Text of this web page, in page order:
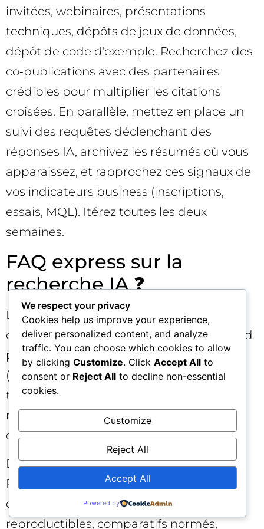
invitées, webinaires, présentations
techniques, dépôts de jeux de données,
dépôt de code d’exemple. Recherchez des
co‑publications avec des partenaires
crédibles pour multiplier les citations
croisées. En parallèle, mettez en place un
suivi des requêtes déclenchant des
réponses IA, archivez les résumés où vous
apparaissez, et rapprochez ces signaux de
vos indicateurs business (inscriptions,
essais, MQL). Itérez toutes les deux
semaines.
FAQ express sur la
recherche IA ❓
La recherche IA va‑t‑elle tuer le SEO
classique ? Non. Elle le complète et le rend
plus exigeant. Les fondamentaux
(intention, pertinence, performance
technique) restent valables, mais la barre
monte sur la structure, la preuve et la
cohérence d’entité.
Dois‑je produire moins mais mieux ? Oui.
Privilégiez des contenus à forte utilité :
définitions canoniques, méthodes
reproductibles, comparatifs normés,
We respect your privacy
Cookies help us improve your experience,
deliver personalized content, and analyze
traffic. You can choose which cookies to allow
by clicking Customize. Click Accept All to
consent or Reject All to decline non-essential
cookies.
Customize
Reject All
Accept All
Powered by